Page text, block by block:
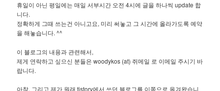
휴일이 아닌 평일에는 매일 서부시간 오전 4시에 글을 하나씩 update 합
니다.
정확하게 그때 쓰는건 아니고요, 미리 써놓고 그 시간에 올라가도록 예약
을 해놓습니다. ^^
이 블로그의 내용과 관련해서,
제게 연락하고 싶으신 분들은 woodykos (at) 쥐메일 로 이메일 주시기 바
랍니다.
아참, 그리고 제가 원래 tistory에서 쓰던 블로그를 이쪽으로 옮겨왔습니